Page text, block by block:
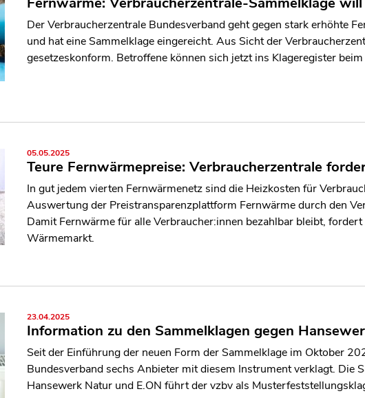
Der Verbraucherzentrale Bundesverband geht gegen stark erhöhte
und hat eine Sammelklage eingereicht. Aus Sicht der
gesetzeskonform. Betroffene können sich jetzt ins Klageregister
05.05.2025
Teure Fernwärmepreise: Verbraucherzentrale
In gut jedem vierten Fernwärmenetz sind die Heizkosten für
Auswertung der Preistransparenzplattform Fernwärme durch den
Damit Fernwärme für alle Verbraucher:innen bezahlbar bleibt,
Wärmemarkt.
23.04.2025
Information zu den Sammelklagen gegen
Seit der Einführung der neuen Form der Sammelklage im Oktober
Bundesverband sechs Anbieter mit diesem Instrument verklagt. Die
Hansewerk Natur und E.ON führt der vzbv als